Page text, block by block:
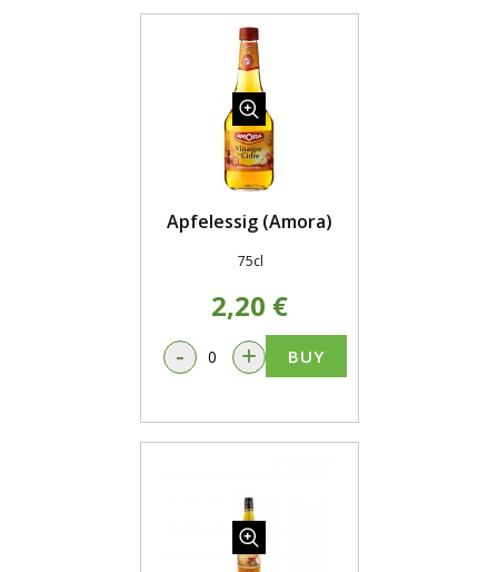
Apfelessig (Amora)
75cl
2,20 €
- + BUY